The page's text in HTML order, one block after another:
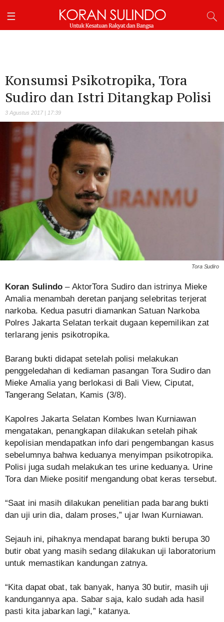
Konsumsi Psikotropika, Tora
Sudiro dan Istri Ditangkap Polisi
3 Agustus 2017 | 17:39
Tora Sudiro
Koran Sulindo – AktorTora Sudiro dan istrinya Mieke
Amalia menambah deretan panjang selebritas terjerat
narkoba. Kedua pasutri diamankan Satuan Narkoba
Polres Jakarta Selatan terkait dugaan kepemilikan zat
terlarang jenis psikotropika.
Barang bukti didapat setelah polisi melakukan
penggeledahan di kediaman pasangan Tora Sudiro dan
Mieke Amalia yang berlokasi di Bali View, Ciputat,
Tangerang Selatan, Kamis (3/8).
Kapolres Jakarta Selatan Kombes Iwan Kurniawan
mengatakan, penangkapan dilakukan setelah pihak
kepolisian mendapatkan info dari pengembangan kasus
sebelumnya bahwa keduanya menyimpan psikotropika.
Polisi juga sudah melakukan tes urine keduanya. Urine
Tora dan Mieke positif mengandung obat keras tersebut.
“Saat ini masih dilakukan penelitian pada barang bukti
dan uji urin dia, dalam proses,” ujar Iwan Kurniawan.
Sejauh ini, pihaknya mendapat barang bukti berupa 30
butir obat yang masih sedang dilakukan uji laboratorium
untuk memastikan kandungan zatnya.
“Kita dapat obat, tak banyak, hanya 30 butir, masih uji
kandungannya apa. Sabar saja, kalo sudah ada hasil
pasti kita jabarkan lagi,” katanya.